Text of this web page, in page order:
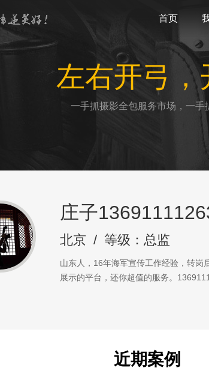
首页
左右开弓，
一手抓摄影全包服务市场，一手
庄子
北京 / 等级：总监
山东人，16年海军宣传工作经验，转岗
展示的平台，还你超值的服务。
近期案例